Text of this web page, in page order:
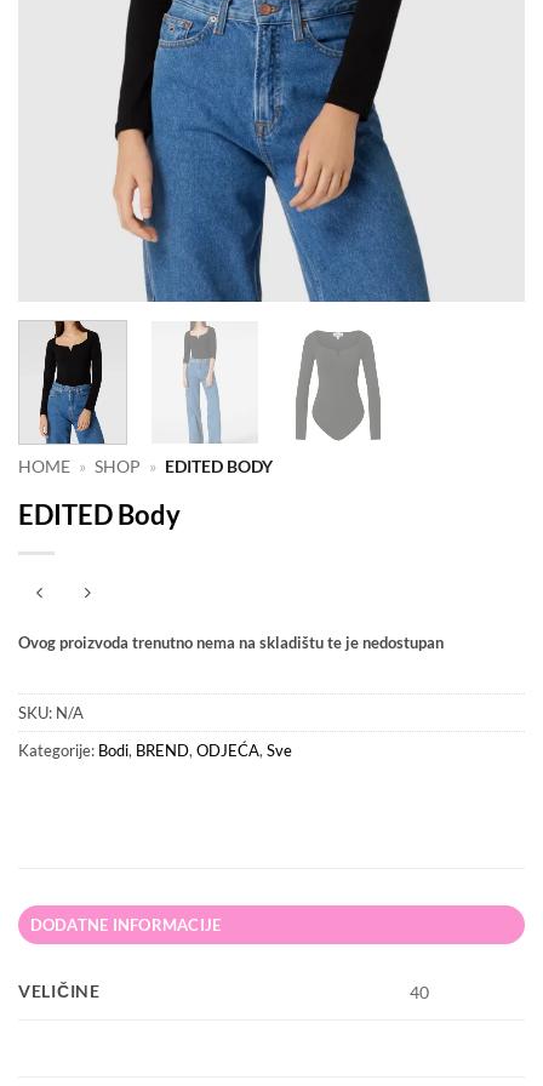
HOME » SHOP » EDITED BODY
EDITED Body
Ovog proizvoda trenutno nema na skladištu te je nedostupan
SKU: N/A
Kategorije: Bodi, BREND, ODJEĆA, Sve
DODATNE INFORMACIJE
VELIČINE 40